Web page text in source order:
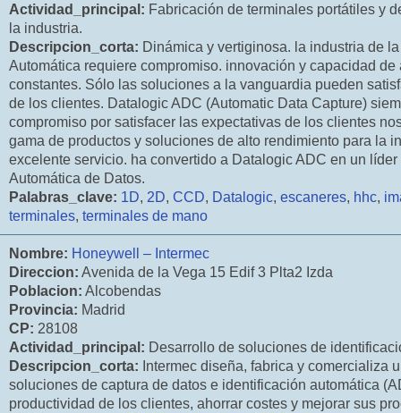
Actividad_principal: Fabricación de terminales portátiles y
la industria.
Descripcion_corta: Dinámica y vertiginosa. la industria de
Automática requiere compromiso. innovación y capacidad
constantes. Sólo las soluciones a la vanguardia pueden
de los clientes. Datalogic ADC (Automatic Data Capture)
compromiso por satisfacer las expectativas de los clientes
gama de productos y soluciones de alto rendimiento para la
excelente servicio. ha convertido a Datalogic ADC en un
Automática de Datos.
Palabras_clave: 1D, 2D, CCD, Datalogic, escaneres, hhc,
terminales, terminales de mano
Nombre: Honeywell – Intermec
Direccion: Avenida de la Vega 15 Edif 3 Plta2 Izda
Poblacion: Alcobendas
Provincia: Madrid
CP: 28108
Actividad_principal: Desarrollo de soluciones de
Descripcion_corta: Intermec diseña, fabrica y comercializa
soluciones de captura de datos e identificación automática
productividad de los clientes, ahorrar costes y mejorar sus